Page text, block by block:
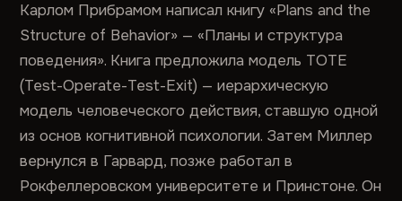
Карлом Прибрамом написал книгу «Plans and the
Structure of Behavior» — «Планы и структура
поведения». Книга предложила модель TOTE
(Test-Operate-Test-Exit) — иерархическую
модель человеческого действия, ставшую одной
из основ когнитивной психологии. Затем Миллер
вернулся в Гарвард, позже работал в
Рокфеллеровском университете и Принстоне. Он